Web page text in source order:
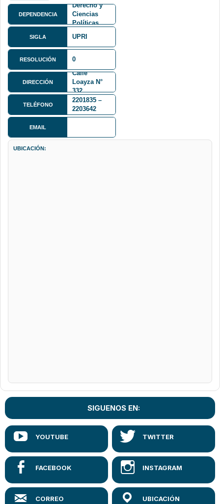
DEPENDENCIA
Derecho y
Ciencias
Políticas
SIGLA UPRI
RESOLUCIÓN 0
DIRECCIÓN
Calle
Loayza N°
332
TELÉFONO
2201835 –
2203642
EMAIL
UBICACIÓN:
SIGUENOS EN: